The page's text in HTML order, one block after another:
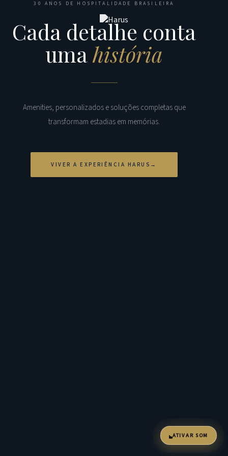
30 ANOS DE HOSPITALIDADE BRASILEIRA
Cada detalhe conta
umahistória
Amenities, personalizados e soluções completas que
transformam estadias em memórias.
VIVER A EXPERIÊNCIA HARUS
ATIVAR SOM